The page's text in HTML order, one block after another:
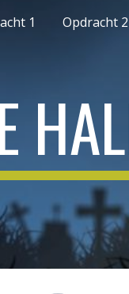
1 Opdracht 2